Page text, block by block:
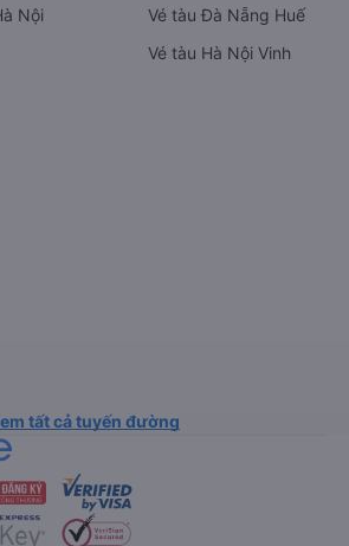
Nội
Vé tàu Đà Nẵng Huế
Vé tàu Hà Nội Vinh
tất cả tuyến đường